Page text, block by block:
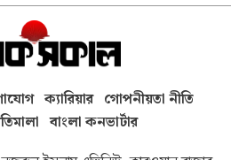
ক্যারিয়ার গোপনীয়তা নীতি
বাংলা কনভার্টার